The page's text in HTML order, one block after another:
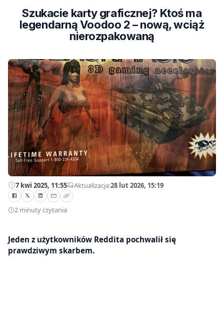
Szukacie karty graficznej? Ktoś ma
legendarną Voodoo 2 – nową, wciąż
nierozpakowaną
7 kwi 2025, 11:55—Aktualizacja:28 lut 2026, 15:19
2 minuty czytania
Jeden z użytkowników Reddita pochwalił się
prawdziwym skarbem.